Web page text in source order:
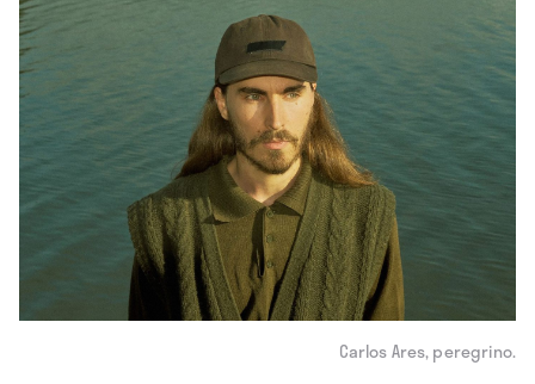
Carlos Ares, peregrino.